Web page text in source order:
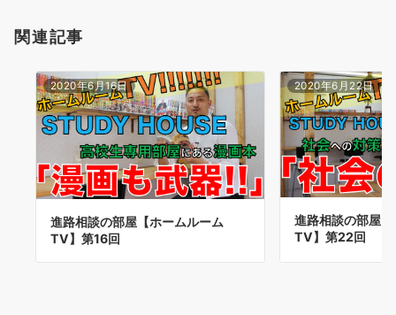
関連記事
2020年6月16日
進路相談の部屋【ホームルーム
TV】第16回
2020年6月22日
進路相談の部屋
TV】第22回